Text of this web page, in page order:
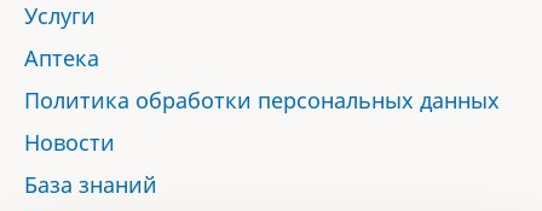
Услуги
Аптека
Политика обработки персональных данных
Новости
База знаний